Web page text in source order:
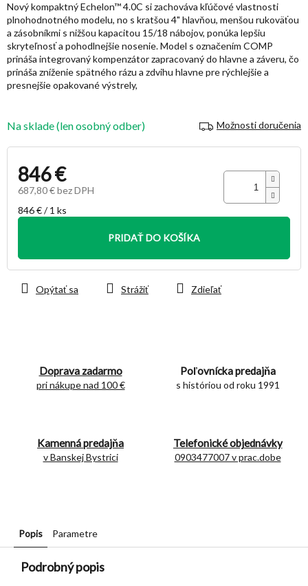
Na sklade (len osobný odber) Možnosti doručenia
846 €
687,80 € bez DPH
Jednotková
cena:
846 € / 1 ks
PRIDAŤ DO KOŠÍKA
Doprava zadarmo
pri nákupe nad 100 €
Poľovnícka predajňa
s históriou od roku 1991
Kamenná predajňa
v Banskej Bystrici
Telefonické objednávky
0903477007 v prac.dobe
Nový kompaktný Echelon™ 4.0C si zachováva kľúčové vlastnosti
plnohodnotného modelu, no s kratšou 4" hlavňou, menšou rukoväťou
a zásobníkmi s nižšou kapacitou 15/18 nábojov, ponúka lepšiu
skryteľnosť a pohodlnejšie nosenie. Model s označením COMP
prináša integrovaný kompenzátor zapracovaný do hlavne a záveru, čo
prináša zníženie spätného rázu a zdvihu hlavne pre rýchlejšie a
presnejšie opakované výstrely,
Opýtať sa Strážiť Zdieľať
Popis Parametre
Podrobný popis